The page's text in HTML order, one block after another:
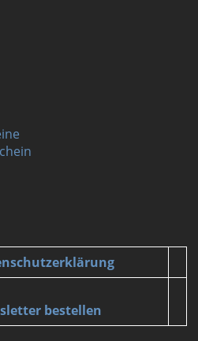
bestellen